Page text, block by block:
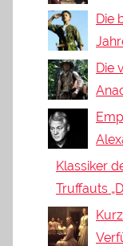
Die
Die
Klassiker
Truffauts